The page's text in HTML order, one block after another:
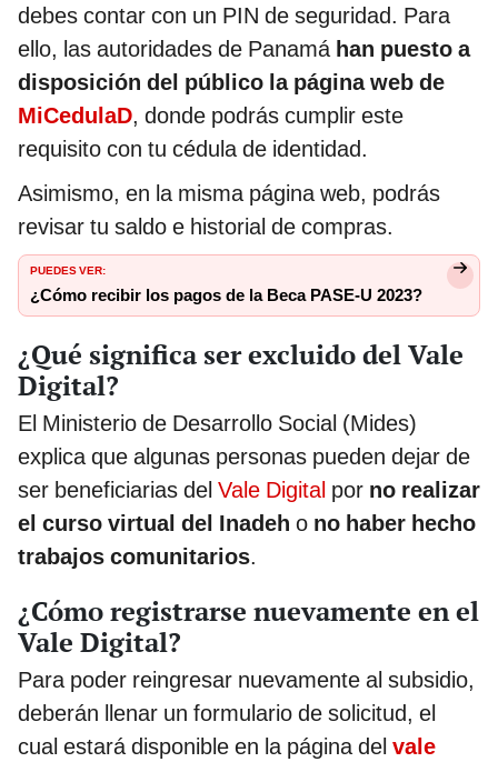
debes contar con un PIN de seguridad. Para
ello, las autoridades de Panamá han puesto a
disposición del público la página web de
MiCedulaD, donde podrás cumplir este
requisito con tu cédula de identidad.
Asimismo, en la misma página web, podrás
revisar tu saldo e historial de compras.
PUEDES VER:
¿Cómo recibir los pagos de la Beca PASE-U 2023?
¿Qué significa ser excluido del Vale
Digital?
El Ministerio de Desarrollo Social (Mides)
explica que algunas personas pueden dejar de
ser beneficiarias del Vale Digital por no realizar
el curso virtual del Inadeh o no haber hecho
trabajos comunitarios.
¿Cómo registrarse nuevamente en el
Vale Digital?
Para poder reingresar nuevamente al subsidio,
deberán llenar un formulario de solicitud, el
cual estará disponible en la página del vale